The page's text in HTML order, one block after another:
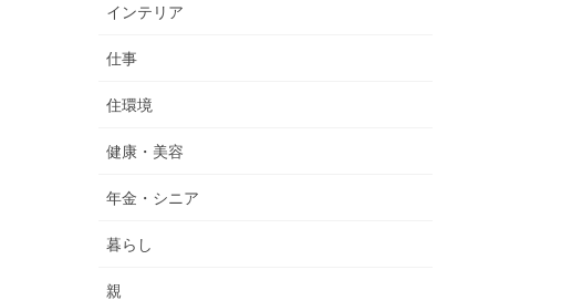
インテリア
仕事
住環境
健康・美容
年金・シニア
暮らし
親